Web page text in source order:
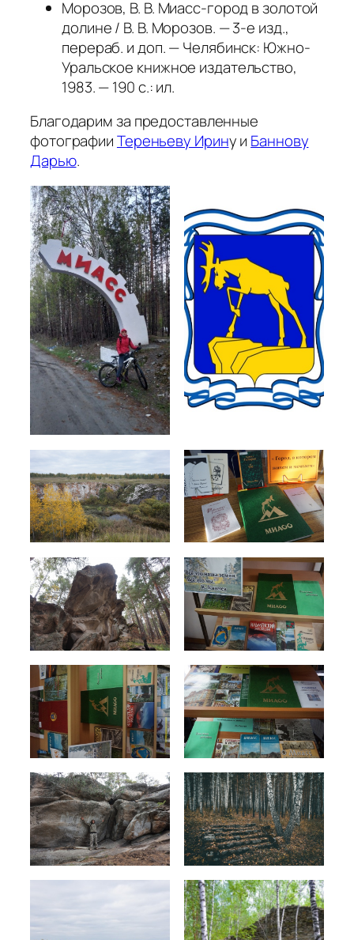
Морозов, В. В. Миасс-город в золотой
долине / В. В. Морозов. — 3-е изд.,
перераб. и доп. — Челябинск: Южно-
Уральское книжное издательство,
1983. — 190 с.: ил.
Благодарим за предоставленные
фотографииТереньеву Ирину и Баннову
Дарью.